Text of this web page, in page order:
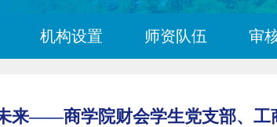
机构设置 师资队伍 审
来——商学院财会学生党支部、工